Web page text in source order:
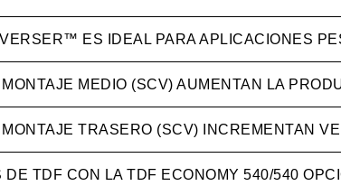
ES IDEAL PARA APLICACIONES
MEDIO (SCV) AUMENTAN LA
TRASERO (SCV) INCREMENTAN
TDF CON LA TDF ECONOMY 540/540